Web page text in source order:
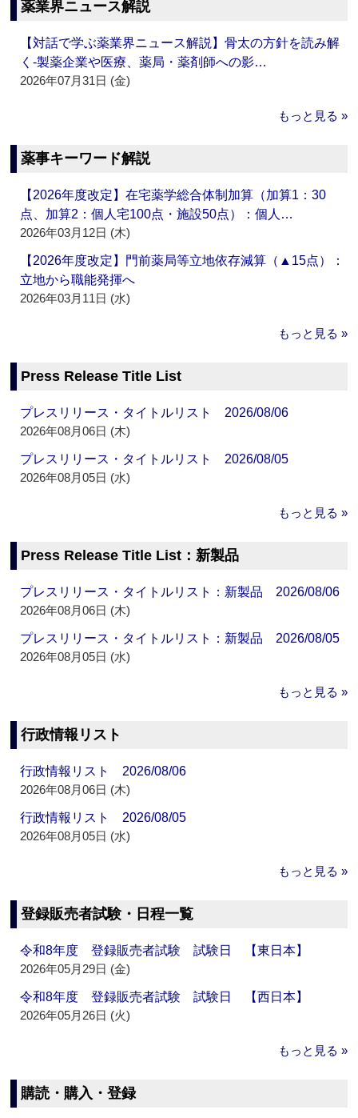
薬業界ニュース解説
【対話で学ぶ薬業界ニュース解説】骨太の方針を読み解
く‐製薬企業や医療、薬局・薬剤師への影…
2026年07月31日 (金)
もっと見る »
薬事キーワード解説
【2026年度改定】在宅薬学総合体制加算（加算1：30
点、加算2：個人宅100点・施設50点）：個人…
2026年03月12日 (木)
【2026年度改定】門前薬局等立地依存減算（▲15点）：
立地から職能発揮へ
2026年03月11日 (水)
もっと見る »
Press Release Title List
プレスリリース・タイトルリスト 2026/08/06
2026年08月06日 (木)
プレスリリース・タイトルリスト 2026/08/05
2026年08月05日 (水)
もっと見る »
Press Release Title List：新製品
プレスリリース・タイトルリスト：新製品 2026/08/06
2026年08月06日 (木)
プレスリリース・タイトルリスト：新製品 2026/08/05
2026年08月05日 (水)
もっと見る »
行政情報リスト
行政情報リスト 2026/08/06
2026年08月06日 (木)
行政情報リスト 2026/08/05
2026年08月05日 (水)
もっと見る »
登録販売者試験・日程一覧
令和8年度 登録販売者試験 試験日 【東日本】
2026年05月29日 (金)
令和8年度 登録販売者試験 試験日 【西日本】
2026年05月26日 (火)
もっと見る »
購読・購入・登録